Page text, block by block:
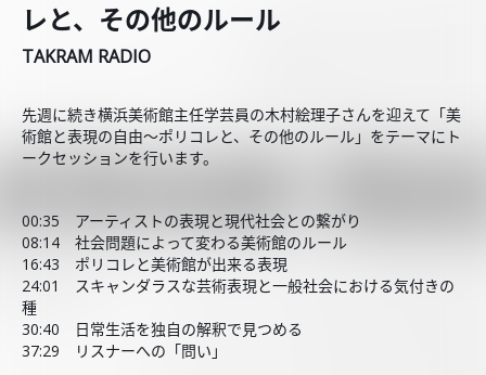
レと、その他のルール
TAKRAM RADIO
先週に続き横浜美術館主任学芸員の木村絵理子さんを迎えて「美
術館と表現の自由～ポリコレと、その他のルール」をテーマにト
ークセッションを行います。
00:35 アーティストの表現と現代社会との繋がり
08:14 社会問題によって変わる美術館のルール
16:43 ポリコレと美術館が出来る表現
24:01 スキャンダラスな芸術表現と一般社会における気付きの
種
30:40 日常生活を独自の解釈で見つめる
37:29 リスナーへの「問い」